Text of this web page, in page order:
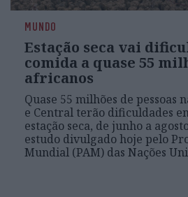
MUNDO
Estação seca vai
comida a quase 55
africanos
Quase 55 milhões de pessoas
e Central terão dificuldades
estação seca, de junho a
estudo divulgado hoje pelo
Mundial (PAM) das Nações